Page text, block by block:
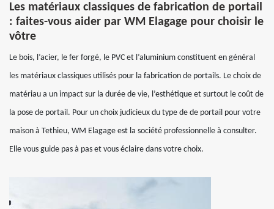
Les matériaux classiques de fabrication de portail
: faites-vous aider par WM Elagage pour choisir le
vôtre
Le bois, l’acier, le fer forgé, le PVC et l’aluminium constituent en général
les matériaux classiques utilisés pour la fabrication de portails. Le choix de
matériau a un impact sur la durée de vie, l’esthétique et surtout le coût de
la pose de portail. Pour un choix judicieux du type de de portail pour votre
maison à Tethieu, WM Elagage est la société professionnelle à consulter.
Elle vous guide pas à pas et vous éclaire dans votre choix.